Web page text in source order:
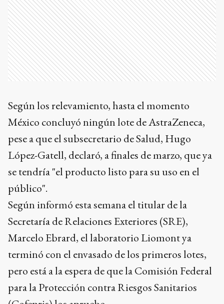
Según los relevamiento, hasta el momento
México concluyó ningún lote de AstraZeneca,
pese a que el subsecretario de Salud, Hugo
López-Gatell, declaró, a finales de marzo, que ya
se tendría "el producto listo para su uso en el
público".
Según informó esta semana el titular de la
Secretaría de Relaciones Exteriores (SRE),
Marcelo Ebrard, el laboratorio Liomont ya
terminó con el envasado de los primeros lotes,
pero está a la espera de que la Comisión Federal
para la Protección contra Riesgos Sanitarios